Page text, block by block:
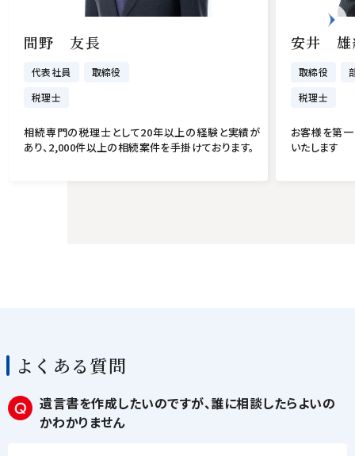
間野 友長
代表社員
取締役
税理士
相続専門の税理士として20年以上の経験と実績が
あり、2,000件以上の相続案件を手掛けております。
安井 雄
取締役
税理士
お客様を第
いたします
よくある質問
遺言書を作成したいのですが、誰に相談したらよいの
かわかりません